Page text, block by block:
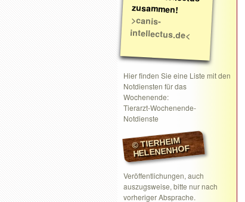
zusammen!
>canis-
intellectus.de<
Hier finden Sie eine Liste mit den
Notdiensten für das
Wochenende:
Tierarzt-Wochenende-
Notdienste
© TIERHEIM
HELENENHOF
Veröffentlichungen, auch
auszugsweise, bitte nur nach
vorheriger Absprache.